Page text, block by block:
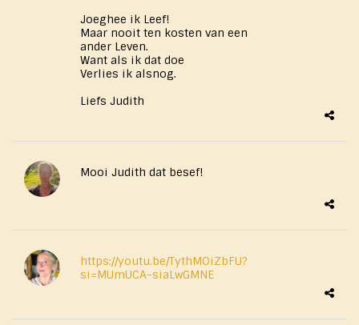
Joeghee ik Leef!
Maar nooit ten kosten van een
ander Leven.
Want als ik dat doe
Verlies ik alsnog.
Liefs Judith
Mooi Judith dat besef!
https://youtu.be/TythMOiZbFU?
si=MUmUCA-siaLwGMNE